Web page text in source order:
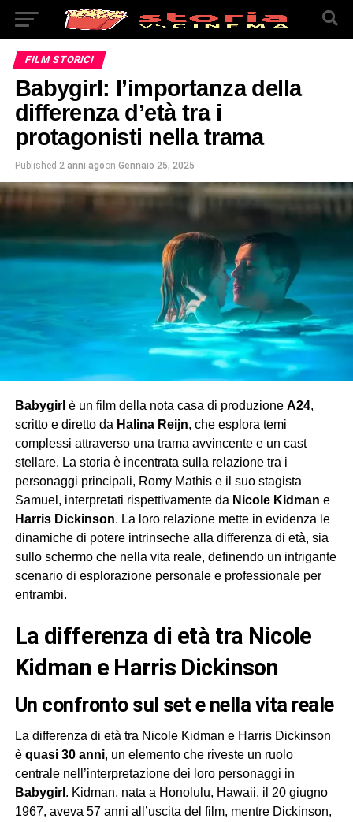
FILM STORICI
Babygirl: l’importanza della
differenza d’età tra i
protagonisti nella trama
Published 2 anni agoon Gennaio 25, 2025
Babygirl è un film della nota casa di produzione A24,
scritto e diretto da Halina Reijn, che esplora temi
complessi attraverso una trama avvincente e un cast
stellare. La storia è incentrata sulla relazione tra i
personaggi principali, Romy Mathis e il suo stagista
Samuel, interpretati rispettivamente da Nicole Kidman e
Harris Dickinson. La loro relazione mette in evidenza le
dinamiche di potere intrinseche alla differenza di età, sia
sullo schermo che nella vita reale, definendo un intrigante
scenario di esplorazione personale e professionale per
entrambi.
la differenza di età tra Nicole
Kidman e Harris Dickinson
Un confronto sul set e nella vita reale
La differenza di età tra Nicole Kidman e Harris Dickinson
è quasi 30 anni, un elemento che riveste un ruolo
centrale nell’interpretazione dei loro personaggi in
Babygirl . Kidman, nata a Honolulu, Hawaii, il 20 giugno
1967, aveva 57 anni all’uscita del film, mentre Dickinson,